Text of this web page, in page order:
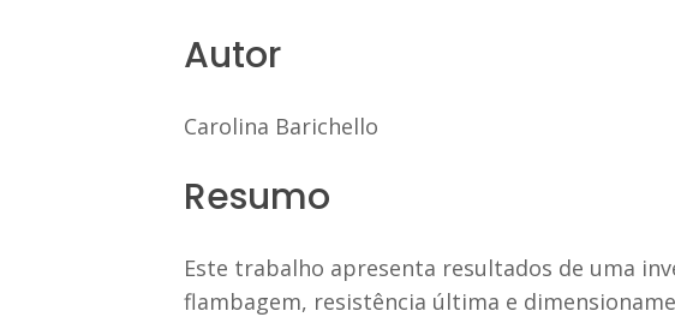
Autor
Carolina Barichello
Resumo
Este trabalho apresenta resultados de uma
flambagem, resistência última e